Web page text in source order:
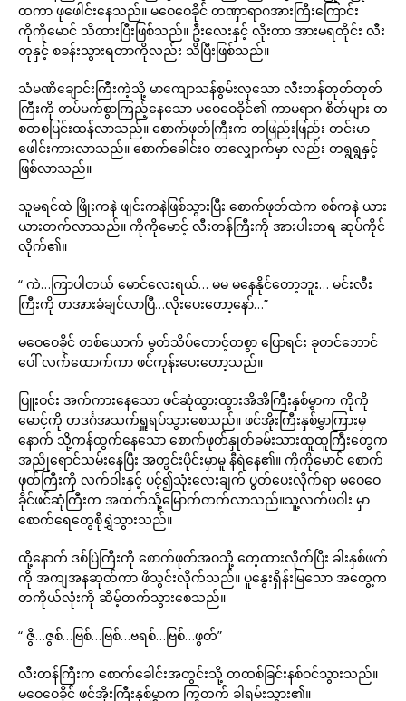
ထကာ ဖုဖေါင်းနေသည်။ မဝေဝေခိုင် တဏှာရာဂအားကြီးကြောင်း
ကိုကိုမောင် သိထားပြီးဖြစ်သည်။ ဦးလေးနှင့် လိုးတာ အားမရတိုင်း လီး
တုနှင့် စခန်းသွားရတာကိုလည်း သိပြီးဖြစ်သည်။
သံမဏိချောင်းကြီးကဲ့သို့ မာကျောသန်စွမ်းလှသော လီးတန်တုတ်တုတ်
ကြီးကို တပ်မက်စွာကြည့်နေသော မဝေဝေခိုင်၏ ကာမရာဂ စိတ်များ တ
စတစပြင်းထန်လာသည်။ စောက်ဖုတ်ကြီးက တဖြည်းဖြည်း တင်းမာ
ဖေါင်းကားလာသည်။ စောက်ခေါင်းဝ တလျှောက်မှာ လည်း တရွရွနှင့်
ဖြစ်လာသည်။
သူမရင်ထဲ ဖြိုးကနဲ ဖျင်းကနဲဖြစ်သွားပြီး စောက်ဖုတ်ထဲက စစ်ကနဲ ယား
ယားတက်လာသည်။ ကိုကိုမောင့် လီးတန်ကြီးကို အားပါးတရ ဆုပ်ကိုင်
လိုက်၏။
“ ကဲ…ကြာပါတယ် မောင်လေးရယ်… မမ မနေနိုင်တော့ဘူး… မင်းလီး
ကြီးကို တအားခံချင်လာပြီ…လိုးပေးတော့နော်…”
မဝေဝေခိုင် တစ်ယောက် မွတ်သိပ်တောင့်တစွာ ပြောရင်း ခုတင်ဘောင်
ပေါ် လက်ထောက်ကာ ဖင်ကုန်းပေးတော့သည်။
ပြူးဝင်း အက်ကားနေသော ဖင်ဆုံထွားထွားအိအိကြီးနှစ်မွှာက ကိုကို
မောင့်ကို တဒင်္ဂအသက်ရှူရပ်သွားစေသည်။ ဖင်အိုးကြီးနှစ်မွှာကြားမှ
နောက် သို့ကန်ထွက်နေသော စောက်ဖုတ်နှုတ်ခမ်းသားထူထူကြီးတွေက
အညိုရောင်သမ်းနေပြီး အတွင်းပိုင်းမှာမူ နီရဲနေ၏။ ကိုကိုမောင် စောက်
ဖုတ်ကြီးကို လက်ဝါးနှင့် ပင့်၍သုံးလေးချက် ပွတ်ပေးလိုက်ရာ မဝေဝေ
ခိုင်ဖင်ဆုံကြီးက အထက်သို့မြောက်တက်လာသည်။သူ့လက်ဖဝါး မှာ
စောက်ရေတွေစိုရွှဲသွားသည်။
ထို့နောက် ဒစ်ပြဲကြီးကို စောက်ဖုတ်အဝသို့ တေ့ထားလိုက်ပြီး ခါးနှစ်ဖက်
ကို အကျအနဆုတ်ကာ ဖိသွင်းလိုက်သည်။ ပူနွေးရှိန်းမြသော အတွေ့က
တကိုယ်လုံးကို ဆိမ့်တက်သွားစေသည်။
“ ဇွိ…ဇွစ်…ဗြစ်…ဗြစ်…ဗရစ်…ဗြစ်…ဖွတ်”
လီးတန်ကြီးက စောက်ခေါင်းအတွင်းသို့ တထစ်ခြင်းနစ်ဝင်သွားသည်။
မဝေဝေခိုင် ဖင်အိုးကြီးနှစ်မွှာက ကြွတက် ခါရမ်းသွား၏။